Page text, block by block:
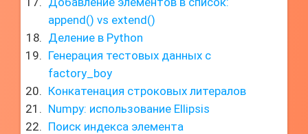
append() vs extend()
Деление в Python
Генерация тестовых данных с
factory_boy
Конкатенация строковых литералов
Numpy: использование Ellipsis
Поиск индекса элемента